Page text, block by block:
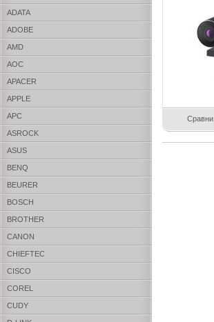
ADATA
ADOBE
AMD
AOC
APACER
APPLE
APC
ASROCK
ASUS
BENQ
BEURER
BOSCH
BROTHER
CANON
CHIEFTEC
CISCO
COREL
CUDY
Сравни